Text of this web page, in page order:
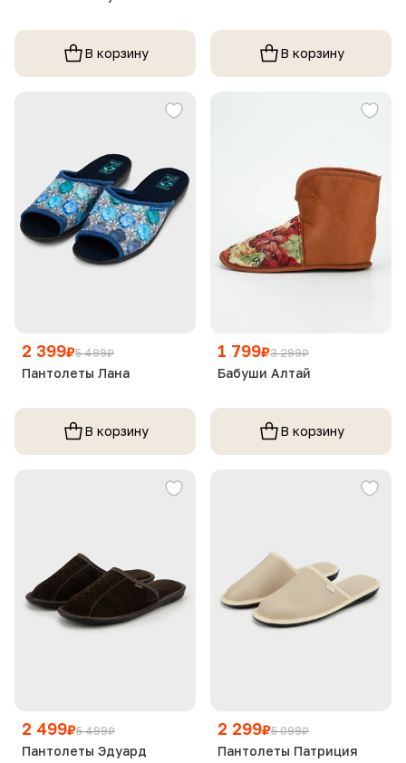
В корзину В корзину
2 399₽5 499₽
Пантолеты Лана
В корзину
1 799₽3 299₽
Бабуши Алтай
В корзину
2 499₽5 499₽
Пантолеты Эдуард
2 299₽5 099₽
Пантолеты Патриция